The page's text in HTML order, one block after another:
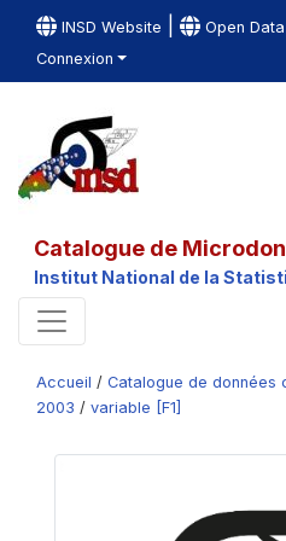
INSD Website Open Data
Connexion
Catalogue de
Institut National de la
Accueil / Catalogue de données
2003 / variable [F1]